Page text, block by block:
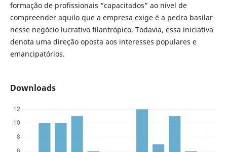
formação de profissionais “capacitados” ao nível de
compreender aquilo que a empresa exige é a pedra basilar
nesse negócio lucrativo filantrópico. Todavia, essa iniciativa
denota uma direção oposta aos interesses populares e
emancipatórios.
Downloads